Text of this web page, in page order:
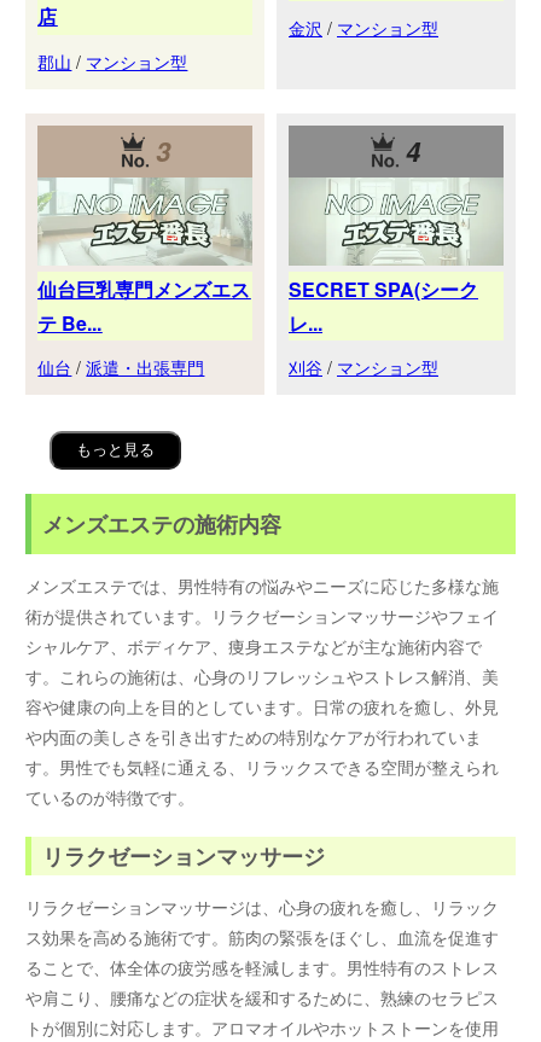
店
郡山 / マンション型
金沢 / マンション型
3
仙台巨乳専門メンズエス
テ Be...
仙台 /派遣・出張専門
4
SECRET SPA(シーク
レ...
刈谷 / マンション型
もっと見る
メンズエステの施術内容
メンズエステでは、男性特有の悩みやニーズに応じた多様な施
術が提供されています。リラクゼーションマッサージやフェイ
シャルケア、ボディケア、痩身エステなどが主な施術内容で
す。これらの施術は、心身のリフレッシュやストレス解消、美
容や健康の向上を目的としています。日常の疲れを癒し、外見
や内面の美しさを引き出すための特別なケアが行われていま
す。男性でも気軽に通える、リラックスできる空間が整えられ
ているのが特徴です。
リラクゼーションマッサージ
リラクゼーションマッサージは、心身の疲れを癒し、リラック
ス効果を高める施術です。筋肉の緊張をほぐし、血流を促進す
ることで、体全体の疲労感を軽減します。男性特有のストレス
や肩こり、腰痛などの症状を緩和するために、熟練のセラピス
トが個別に対応します。アロマオイルやホットストーンを使用